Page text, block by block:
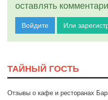
оставлять
Войдите Или
ТАЙНЫЙ ГОСТЬ
Отзывы о кафе и ресторанах